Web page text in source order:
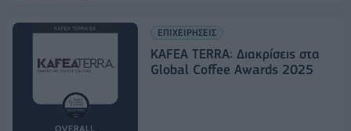
ΕΠΙΧΕΙΡΗΣΕΙΣ
KAFEA TERRA: Διακρίσεις στα
Global Coffee Awards 2025